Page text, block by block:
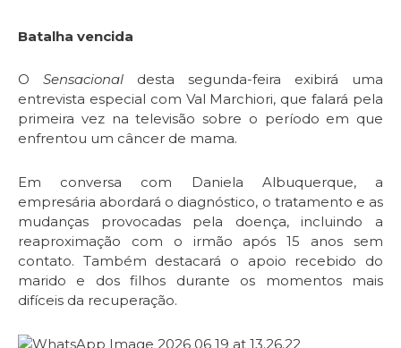
Batalha vencida
O Sensacional desta segunda-feira exibirá uma
entrevista especial com Val Marchiori, que falará pela
primeira vez na televisão sobre o período em que
enfrentou um câncer de mama.
Em conversa com Daniela Albuquerque, a
empresária abordará o diagnóstico, o tratamento e as
mudanças provocadas pela doença, incluindo a
reaproximação com o irmão após 15 anos sem
contato. Também destacará o apoio recebido do
marido e dos filhos durante os momentos mais
difíceis da recuperação.